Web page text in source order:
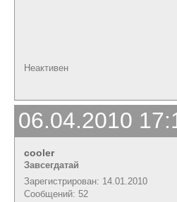
Неактивен
06.04.2010
cooler
Завсегдатай
Зарегистрирован: 14.01.2010
Сообщений: 52